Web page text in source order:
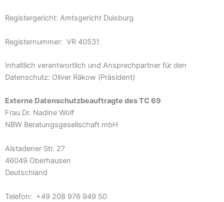
Registergericht: Amtsgericht Duisburg
Registernummer: VR 40531
Inhaltlich verantwortlich und Ansprechpartner für den
Datenschutz: Oliver Räkow (Präsident)
Externe Datenschutzbeauftragte des TC 69
Frau Dr. Nadine Wolf
NBW Beratungsgesellschaft mbH
Alstadener Str. 27
46049 Oberhausen
Deutschland
Telefon: +49 208 976 949 50